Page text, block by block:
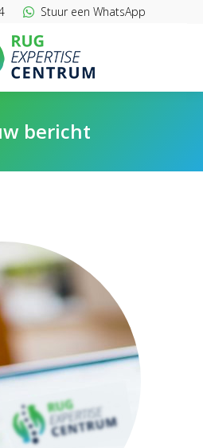
Stuur een WhatsApp
bericht